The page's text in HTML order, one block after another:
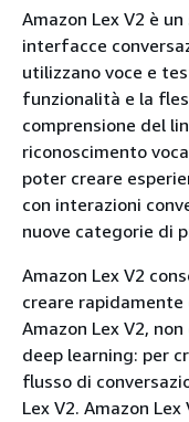
Amazon Lex V2 è
interfacce
utilizzano voce e
funzionalità e la
comprensione del
riconoscimento
poter creare
con interazioni
nuove categorie di
Amazon Lex V2
creare rapidamente
Amazon Lex V2,
deep learning: per
flusso di
Lex V2. Amazon